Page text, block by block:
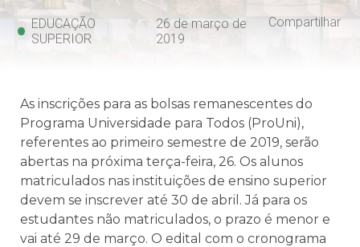
EDUCAÇÃO
SUPERIOR
26 de março de
2019
Compartilhar
As inscrições para as bolsas remanescentes do
Programa Universidade para Todos (ProUni),
referentes ao primeiro semestre de 2019, serão
abertas na próxima terça-feira, 26. Os alunos
matriculados nas instituições de ensino superior
devem se inscrever até 30 de abril. Já para os
estudantes não matriculados, o prazo é menor e
vai até 29 de março. O edital com o cronograma